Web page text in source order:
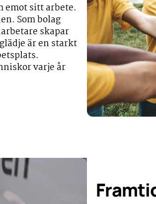
emot sitt arbete.
Som bolag
skapar
är en starkt
varje år